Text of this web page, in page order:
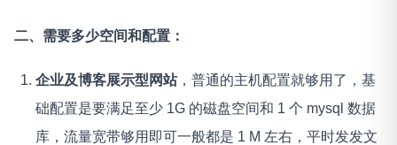
二、需要多少空间和配置：
企业及博客展示型网站，普通的主机配置就够用了，基
础配置是要满足至少 1G 的磁盘空间和 1 个 mysql 数据
库，流量宽带够用即可一般都是 1 M 左右，平时发发文